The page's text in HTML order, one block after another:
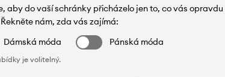
aby do vaší schránky přicházelo jen to, co vás opravdu
nám, zda vás zajímá:
Dámská móda
Pánská móda
je volitelný.